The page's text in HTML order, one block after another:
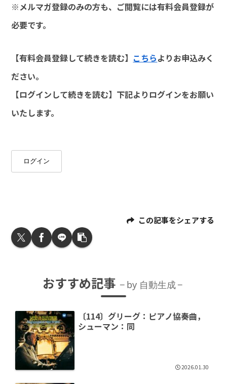
※メルマガ登録のみの方も、ご閲覧には有料会員登録が
必要です。
【有料会員登録して続きを読む】 こちらよりお申込みく
ださい。
【ログインして続きを読む】下記よりログインをお願い
いたします。
ログイン
この記事をシェアする
おすすめ記事 by 自動生成
〔114〕グリーグ：ピアノ協奏曲，
シューマン：同
2026.01.30